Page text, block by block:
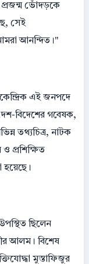
প্রজন্ম ভোঁদড়কে
সেই
আনন্দিত।"
এই জনপদে
বিদেশের গবেষক,
তথ্যচিত্র, নাটক
ও প্রশিক্ষিত
হয়েছে।
ছিলেন
আলম। বিশেষ
মুস্তাফিজুর